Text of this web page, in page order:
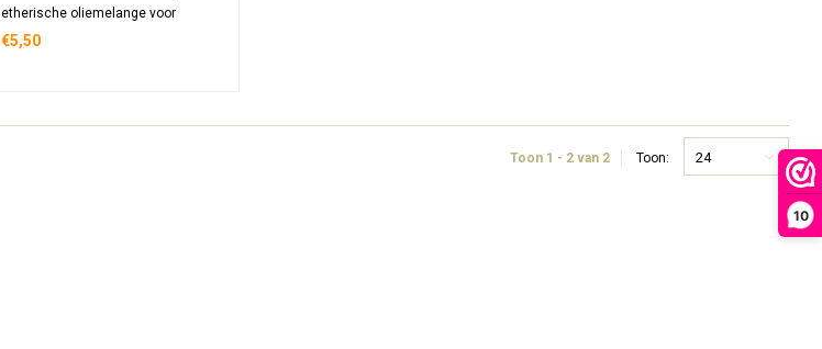
10
etherische oliemelange voor
aromadiffusie met een houtachtig,
traditioneel recept.
€5,50
Toon 1 - 2 van 2 Toon: 24